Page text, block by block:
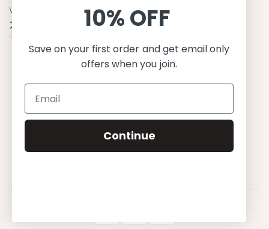
WHY CHOOSE US?
기능성과 품질, 그리고 디자인
UPF 50+ 최고 수준 UV 차단 성능
이탈리아산 최고급 원단과 소재 사용
환경을 생각하는 지속가능한 제품
유럽에서 생산된, 스칸디나비안 디자인
스타일리시함과 정교함
무한한 조합으로 믹스&매치
10% OFF
Save on your first order and get email only
offers when you join.
Continue